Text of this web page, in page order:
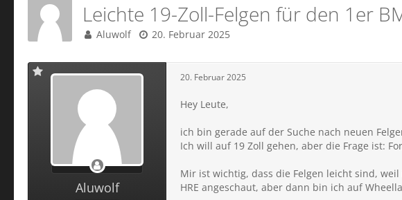
Leichte 19-Zoll-Felgen für den 1er
Aluwolf 20. Februar 2025
Aluwolf
20. Februar 2025
Hey Leute,
ich bin gerade auf der Suche nach neuen
Ich will auf 19 Zoll gehen, aber die Frage ist:
Mir ist wichtig, dass die Felgen leicht sind,
HRE angeschaut, aber dann bin ich auf